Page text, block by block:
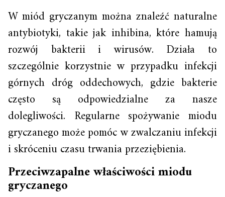
W miód gryczanym można znaleźć naturalne
antybiotyki, takie jak inhibina, które hamują
rozwój bakterii i wirusów. Działa to
szczególnie korzystnie w przypadku infekcji
górnych dróg oddechowych, gdzie bakterie
często są odpowiedzialne za nasze
dolegliwości. Regularne spożywanie miodu
gryczanego może pomóc w zwalczaniu infekcji
i skróceniu czasu trwania przeziębienia.
Przeciwzapalne właściwości miodu
gryczanego